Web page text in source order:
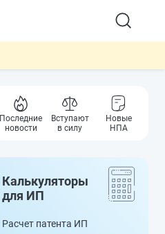
Последние
новости
Вступают
в силу
Новые
НПА
Калькуляторы
для ИП
Расчет патента ИП